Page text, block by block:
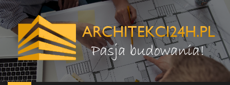
Przejdź
do
treści